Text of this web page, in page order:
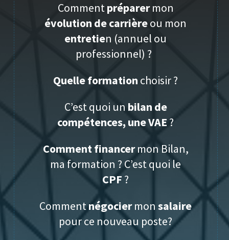
Commentpréparermon
évolution de carrièreou mon
entretien (annuel ou
professionnel) ?
Quelle formation choisir ?
C’est quoi un bilan de
compétences, une VAE ?
Comment financermon Bilan,
ma formation ? C’est quoi le
CPF ?
Commentnégociermonsalaire
pour ce nouveau poste?